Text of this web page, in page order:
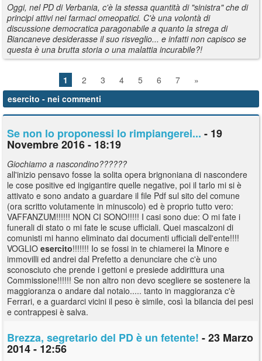
Oggi, nel PD di Verbania, c'è la stessa quantità di "sinistra" che di
principi attivi nei farmaci omeopatici. C'è una volontà di
discussione democratica paragonabile a quanto la strega di
Biancaneve desiderasse il suo risveglio... e infatti non capisco se
questa è una brutta storia o una malattia incurabile?!
1 2 3 4 5 6 7
»
esercito - nei commenti
Se non lo proponessi lo rimpiangerei... - 19
Novembre 2016 - 18:19
Giochiamo a nascondino??????
all'inizio pensavo fosse la solita opera brignoniana di nascondere
le cose positive ed ingigantire quelle negative, poi il tarlo mi si è
attivato e sono andato a guardare il file Pdf sul sito del comune
(ora scritto volutamente in minuscolo) ed è proprio tutto vero:
VAFFANZUM!!!!!! NON CI SONO!!!!! I casi sono due: O mi fate i
funerali di stato o mi fate le scuse ufficiali. Quei mascalzoni di
comunisti mi hanno eliminato dai documenti ufficiali dell'ente!!!!
VOGLIO esercito!!!!!!! Io se fossi in te chiamerei la Minore e
immovilli ed andrei dal Prefetto a denunciare che c'è uno
sconosciuto che prende i gettoni e presiede addirittura una
Commissione!!!!!! Se non altro non devo scegliere se sostenere la
maggioranza o andare dal notaio..... tanto in maggioranza c'è
Ferrari, e a guardarci vicini il peso è simile, così la bilancia dei pesi
e contrappesi è salva.
Brezza, segretario del PD è un fetente! - 23 Marzo
2014 - 12:56